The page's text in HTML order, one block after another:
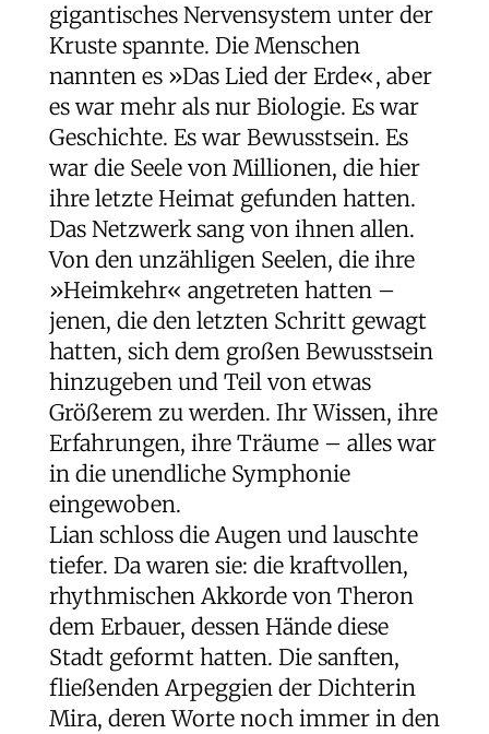
gigantisches Nervensystem unter der
Kruste spannte. Die Menschen
nannten es »Das Lied der Erde«, aber
es war mehr als nur Biologie. Es war
Geschichte. Es war Bewusstsein. Es
war die Seele von Millionen, die hier
ihre letzte Heimat gefunden hatten.
Das Netzwerk sang von ihnen allen.
Von den unzähligen Seelen, die ihre
»Heimkehr« angetreten hatten –
jenen, die den letzten Schritt gewagt
hatten, sich dem großen Bewusstsein
hinzugeben und Teil von etwas
Größerem zu werden. Ihr Wissen, ihre
Erfahrungen, ihre Träume – alles war
in die unendliche Symphonie
eingewoben.
Lian schloss die Augen und lauschte
tiefer. Da waren sie: die kraftvollen,
rhythmischen Akkorde von Theron
dem Erbauer, dessen Hände diese
Stadt geformt hatten. Die sanften,
fließenden Arpeggien der Dichterin
Mira, deren Worte noch immer in den